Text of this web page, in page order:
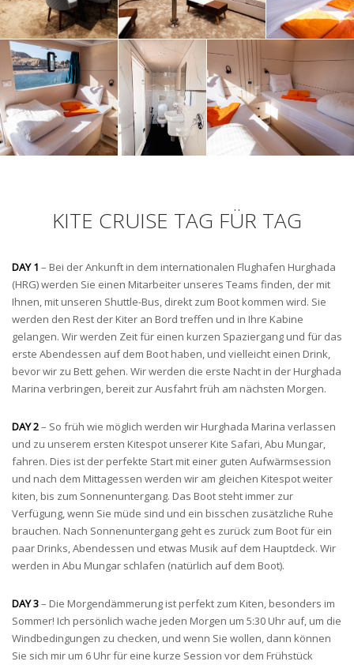
KITE CRUISE TAG FÜR TAG
DAY 1 – Bei der Ankunft in dem internationalen Flughafen Hurghada
(HRG) werden Sie einen Mitarbeiter unseres Teams finden, der mit
Ihnen, mit unseren Shuttle-Bus, direkt zum Boot kommen wird. Sie
werden den Rest der Kiter an Bord treffen und in Ihre Kabine
gelangen. Wir werden Zeit für einen kurzen Spaziergang und für das
erste Abendessen auf dem Boot haben, und vielleicht einen Drink,
bevor wir zu Bett gehen. Wir werden die erste Nacht in der Hurghada
Marina verbringen, bereit zur Ausfahrt früh am nächsten Morgen.
DAY 2– So früh wie möglich werden wir Hurghada Marina verlassen
und zu unserem ersten Kitespot unserer Kite Safari, Abu Mungar,
fahren. Dies ist der perfekte Start mit einer guten Aufwärmsession
und nach dem Mittagessen werden wir am gleichen Kitespot weiter
kiten, bis zum Sonnenuntergang. Das Boot steht immer zur
Verfügung, wenn Sie müde sind und ein bisschen zusätzliche Ruhe
brauchen. Nach Sonnenuntergang geht es zurück zum Boot für ein
paar Drinks, Abendessen und etwas Musik auf dem Hauptdeck. Wir
werden in Abu Mungar schlafen (natürlich auf dem Boot).
DAY 3– Die Morgendämmerung ist perfekt zum Kiten, besonders im
Sommer! Ich persönlich wache jeden Morgen um 5:30 Uhr auf, um die
Windbedingungen zu checken, und wenn Sie wollen, dann können
Sie sich mir um 6 Uhr für eine kurze Session vor dem Frühstück